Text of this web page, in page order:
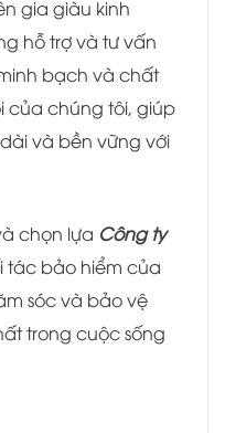
gia giàu kinh
hỗ trợ và tư vấn
bạch và chất
của chúng tôi, giúp
và bền vững với
chọn lựa Công ty
tác bảo hiểm của
sóc và bảo vệ
trong cuộc sống